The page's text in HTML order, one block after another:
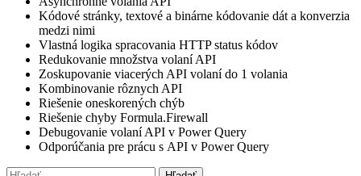
Kódové stránky, textové a binárne kódovanie dát a konverzia
medzi nimi
Vlastná logika spracovania HTTP status kódov
Redukovanie množstva volaní API
Zoskupovanie viacerých API volaní do 1 volania
Kombinovanie rôznych API
Riešenie oneskorených chýb
Riešenie chyby Formula.Firewall
Debugovanie volaní API v Power Query
Odporúčania pre prácu s API v Power Query